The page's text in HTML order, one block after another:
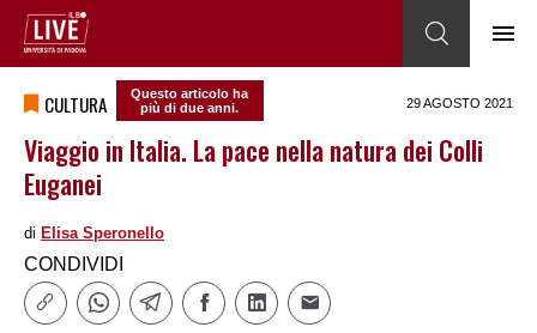
CULTURA
Questo articolo ha
più di due anni.
29 AGOSTO 2021
Viaggio in Italia. La pace nella natura dei Colli
Euganei
di Elisa Speronello
CONDIVIDI